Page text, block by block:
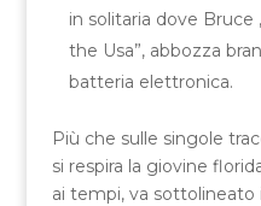
in solitaria dove Bruce
the Usa”, abbozza
batteria elettronica.
Più che sulle singole
si respira la giovine
ai tempi, va